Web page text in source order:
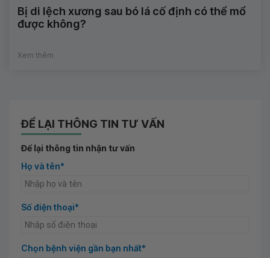
Bị di lệch xương sau bó lá cố định có thể mổ
được không?
Xem thêm
ĐỂ LẠI THÔNG TIN TƯ VẤN
Để lại thông tin nhận tư vấn
Họ và tên*
Số điện thoại*
Chọn bệnh viện gần bạn nhất*